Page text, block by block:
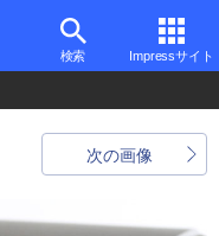
検索 Impressサイト
次の画像